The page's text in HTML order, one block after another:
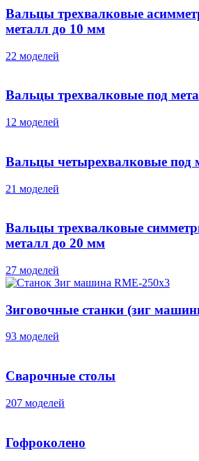
Вальцы трехвалковые
металл до 10 мм
22 моделей
Вальцы трехвалковые под
12 моделей
Вальцы четырехвалковые под
21 моделей
Вальцы трехвалковые
металл до 20 мм
27 моделей
Зиговочные станки (зиг
93 моделей
Сварочные столы
207 моделей
Гофроколено